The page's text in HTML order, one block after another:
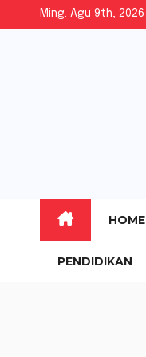
Ming. Agu 9th, 2026
HOME
PENDIDIKAN